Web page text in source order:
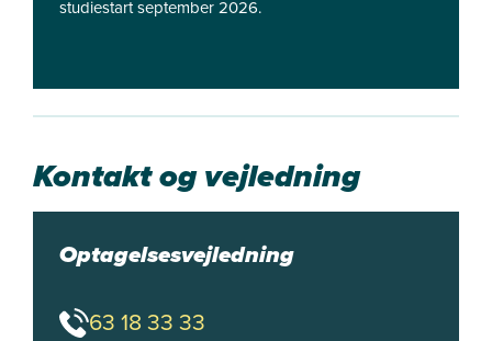
studiestart september 2026.
Kontakt og vejledning
Optagelsesvejledning
63 18 33 33